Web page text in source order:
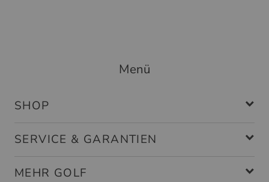
Menü
SHOP
SERVICE & GARANTIEN
MEHR GOLF